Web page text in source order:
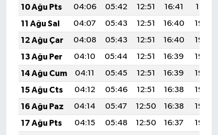
10 Ağu Pts
04:06 05:42 12:51 16:41
19:51
11 Ağu Sal
04:07 05:43 12:51 16:40
19:50
12 Ağu Çar
04:08 05:43 12:51 16:40
19:49
13 Ağu Per
04:10 05:44 12:51 16:39
19:48
14 Ağu Cum
04:11 05:45 12:51 16:39
19:46
15 Ağu Cts
04:12 05:46 12:51 16:38
19:45
16 Ağu Paz
04:14 05:47 12:50 16:38
19:44
17 Ağu Pts
04:15 05:48 12:50 16:37 19:42